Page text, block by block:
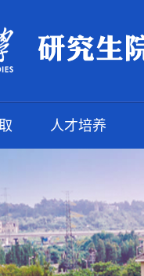
人才培养